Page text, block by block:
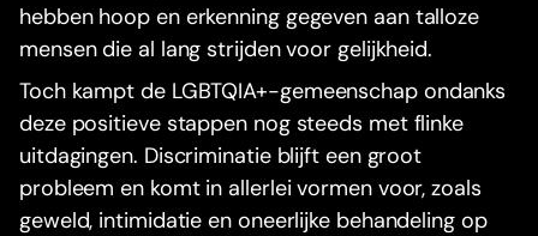
hebben hoop en erkenning gegeven aan talloze
mensen die al lang strijden voor gelijkheid.
Toch kampt de LGBTQIA+-gemeenschap ondanks
deze positieve stappen nog steeds met flinke
uitdagingen. Discriminatie blijft een groot
probleem en komt in allerlei vormen voor, zoals
geweld, intimidatie en oneerlijke behandeling op